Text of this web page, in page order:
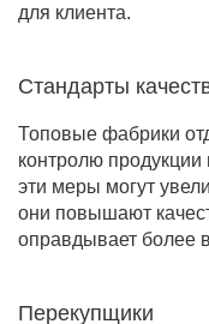
для клиента.
Стандарты
Топовые фабрики
контролю продукции
эти меры могут
они повышают
оправдывает более
Перекупщики